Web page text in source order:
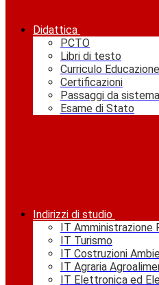
Didattica
PCTO
Libri di testo
Curriculo
Certificazioni
Passaggi da
Esame di Stato
Indirizzi di studio
IT Amministrazione
IT Turismo
IT Costruzioni
IT Agraria
IT Elettronica ed